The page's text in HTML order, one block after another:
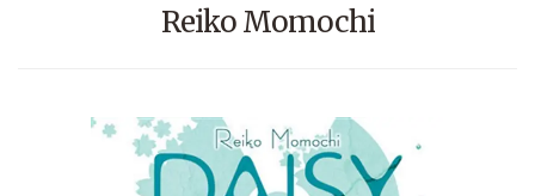
Reiko Momochi